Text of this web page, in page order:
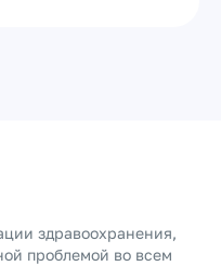
здравоохранения,
проблемой во всем